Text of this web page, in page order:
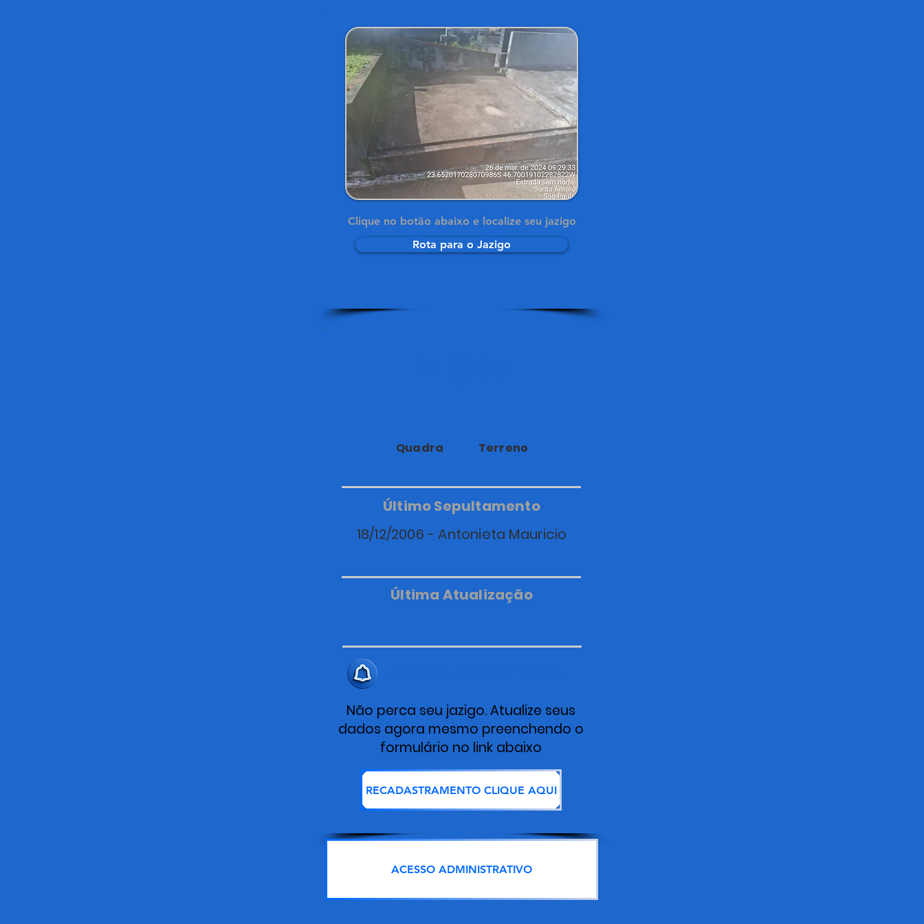
Clique no botão abaixo e localize seu jazigo
Rota para o Jazigo
Quadra Terreno
Último Sepultamento
18/12/2006 - Antonieta Mauricio
Última Atualização
Não perca seu jazigo. Atualize seus
dados agora mesmo preenchendo o
formulário no link abaixo
RECADASTRAMENTO CLIQUE AQUI
ACESSO ADMINISTRATIVO